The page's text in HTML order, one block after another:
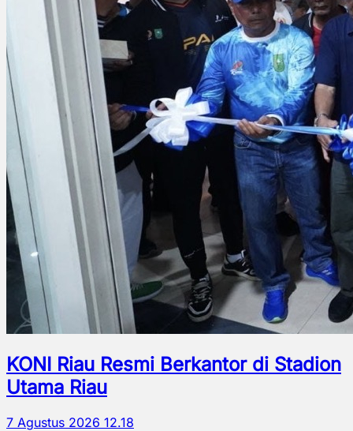
KONI Riau Resmi Berkantor di Stadion
Utama Riau
7 Agustus 2026 12.18